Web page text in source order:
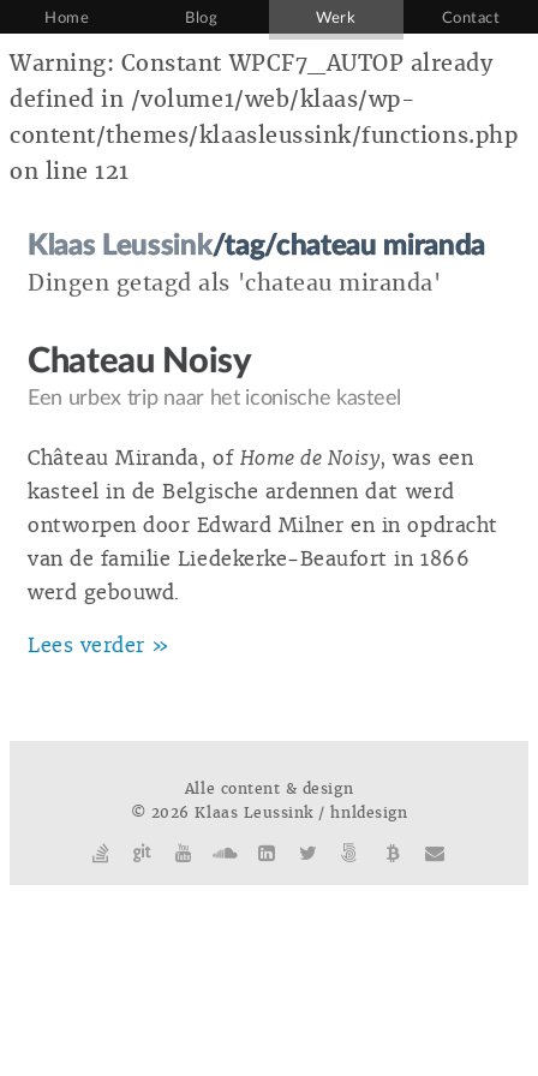
Warning: Constant WPCF7_AUTOP already
defined in /volume1/web/klaas/wp-
content/themes/klaasleussink/functions.php
on line 121
Home Blog Werk Contact
Klaas Leussink/tag/chateau miranda
Dingen getagd als 'chateau miranda'
Chateau Noisy
Een urbex trip naar het iconische kasteel
Château Miranda, of Home de Noisy, was een
kasteel in de Belgische ardennen dat werd
ontworpen door Edward Milner en in opdracht
van de familie Liedekerke-Beaufort in 1866
werd gebouwd.
Lees verder »
Alle content & design
© 2026 Klaas Leussink / hnldesign